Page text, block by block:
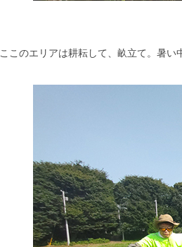
ここのエリアは耕耘して、畝立て。暑い